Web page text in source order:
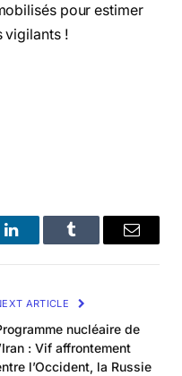
pour estimer
vigilants !
LinkedInTumblr Email
ARTICLE
nucléaire de
: Vif affrontement
l’Occident, la Russie